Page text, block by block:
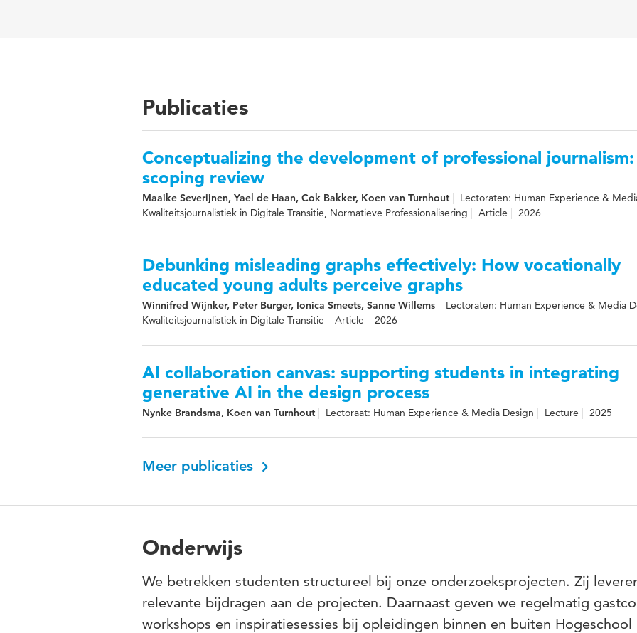
Publicaties
Conceptualizing the development of professional journalism:
scoping review
Maaike Severijnen, Yael de Haan, Cok Bakker, Koen van Turnhout
Lectoraten: Human Experience &
Kwaliteitsjournalistiek in Digitale Transitie, Normatieve Professionalisering
Article 2026
Debunking misleading graphs effectively: How vocationally
educated young adults perceive graphs
Winnifred Wijnker, Peter Burger, Ionica Smeets, Sanne Willems
Lectoraten: Human Experience & Media
Kwaliteitsjournalistiek in Digitale Transitie
Article 2026
AI collaboration canvas: supporting students in integrating
generative AI in the design process
Nynke Brandsma, Koen van Turnhout Lectoraat: Human Experience & Media Design Lecture 2025
Meer publicaties
Onderwijs
We betrekken studenten structureel bij onze onderzoeksprojecten. Zij
relevante bijdragen aan de projecten. Daarnaast geven we regelmatig
workshops en inspiratiesessies bij opleidingen binnen en buiten Hogeschool